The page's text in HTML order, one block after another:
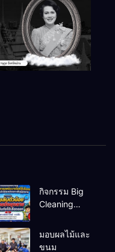
กิจกรรม Big
Cleaning
ป้องกันโรคไข้
มอบผลไม้และ
ขนม